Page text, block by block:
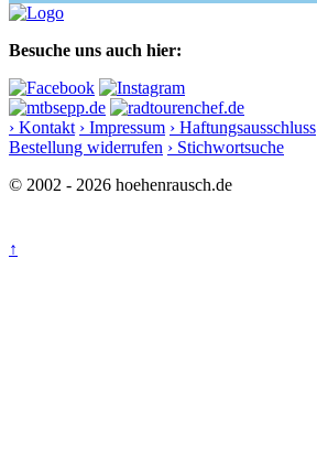
Besuche uns auch hier:
› Kontakt › Impressum › Haftungsausschluss
Bestellung widerrufen › Stichwortsuche
© 2002 - 2026 hoehenrausch.de
↑